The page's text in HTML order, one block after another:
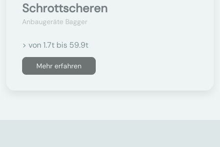
Schrottscheren
Anbaugeräte Bagger
> von 1.7t bis 59.9t
Mehr erfahren